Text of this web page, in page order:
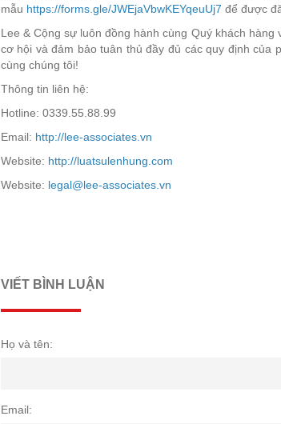
mẫu https://forms.gle/JWEjaVbwKEYqeuUj7 để được
Lee & Cộng sự luôn đồng hành cùng Quý khách
cơ hội và đảm bảo tuân thủ đầy đủ các quy định
cùng chúng tôi!
Thông tin liên hệ:
Hotline: 0339.55.88.99
Email: http://lee-associates.vn
Website: http://luatsulenhung.com
Website: legal@lee-associates.vn
VIẾT BÌNH LUẬN
Họ và tên:
Email: